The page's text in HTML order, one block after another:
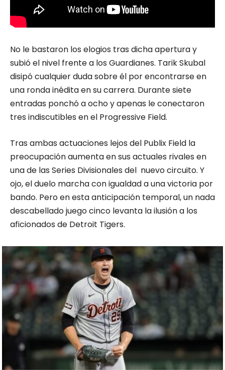
No le bastaron los elogios tras dicha apertura y
subió el nivel frente a los Guardianes. Tarik Skubal
disipó cualquier duda sobre él por encontrarse en
una ronda inédita en su carrera. Durante siete
entradas ponchó a ocho y apenas le conectaron
tres indiscutibles en el Progressive Field.
Tras ambas actuaciones lejos del Publix Field la
preocupación aumenta en sus actuales rivales en
una de las Series Divisionales del nuevo circuito. Y
ojo, el duelo marcha con igualdad a una victoria por
bando. Pero en esta anticipación temporal, un nada
descabellado juego cinco levanta la ilusión a los
aficionados de Detroit Tigers.